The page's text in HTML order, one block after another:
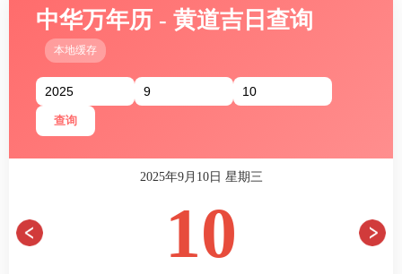
中华万年历 - 黄道吉日查询
本地缓存
查询
2025年9月10日 星期三
10